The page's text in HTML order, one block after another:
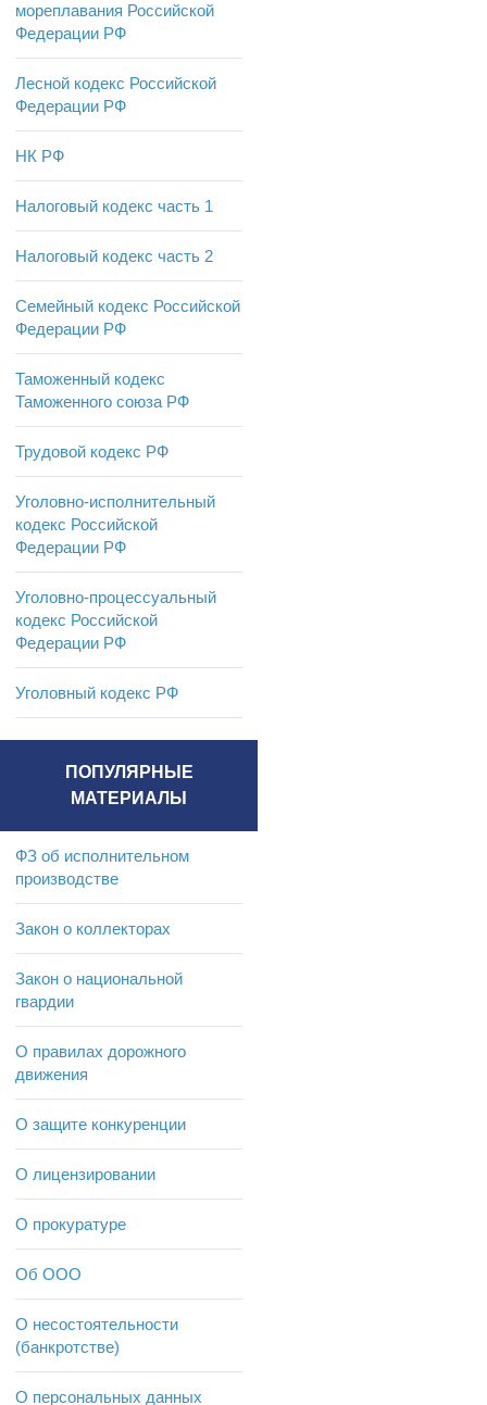
мореплавания Российской
Федерации РФ
Лесной кодекс Российской
Федерации РФ
НК РФ
Налоговый кодекс часть 1
Налоговый кодекс часть 2
Семейный кодекс Российской
Федерации РФ
Таможенный кодекс
Таможенного союза РФ
Трудовой кодекс РФ
Уголовно-исполнительный
кодекс Российской
Федерации РФ
Уголовно-процессуальный
кодекс Российской
Федерации РФ
Уголовный кодекс РФ
ПОПУЛЯРНЫЕ
МАТЕРИАЛЫ
ФЗ об исполнительном
производстве
Закон о коллекторах
Закон о национальной
гвардии
О правилах дорожного
движения
О защите конкуренции
О лицензировании
О прокуратуре
Об ООО
О несостоятельности
(банкротстве)
О персональных данных